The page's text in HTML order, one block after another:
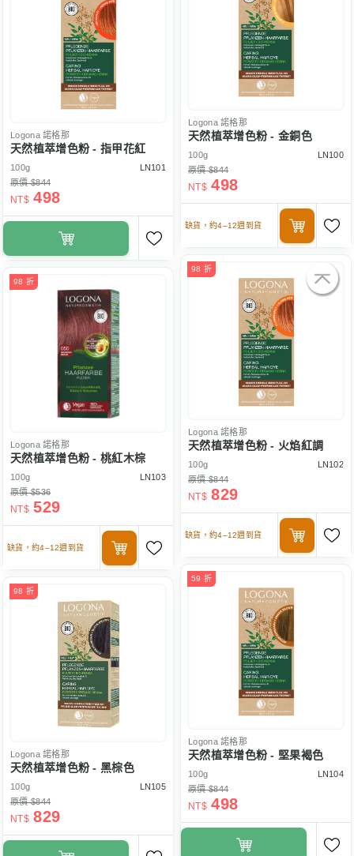
Logona諾格那
天然植萃增色粉 - 金銅色
100g
LN100
原價 $844
NT$ 498
缺貨，約4–12週到貨
Logona諾格那
天然植萃增色粉 - 指甲花紅
100g
LN101
原價 $844
NT$ 498
98 折
Logona諾格那
天然植萃增色粉 - 火焰紅調
100g
LN102
原價 $844
NT$ 829
缺貨，約4–12週到貨
98 折
Logona諾格那
天然植萃增色粉 - 桃紅木棕
100g
LN103
原價 $536
NT$ 529
缺貨，約4–12週到貨
59 折
Logona諾格那
天然植萃增色粉 - 堅果褐色
100g
LN104
原價 $844
NT$ 498
98 折
Logona諾格那
天然植萃增色粉 - 黑棕色
100g
LN105
原價 $844
NT$ 829